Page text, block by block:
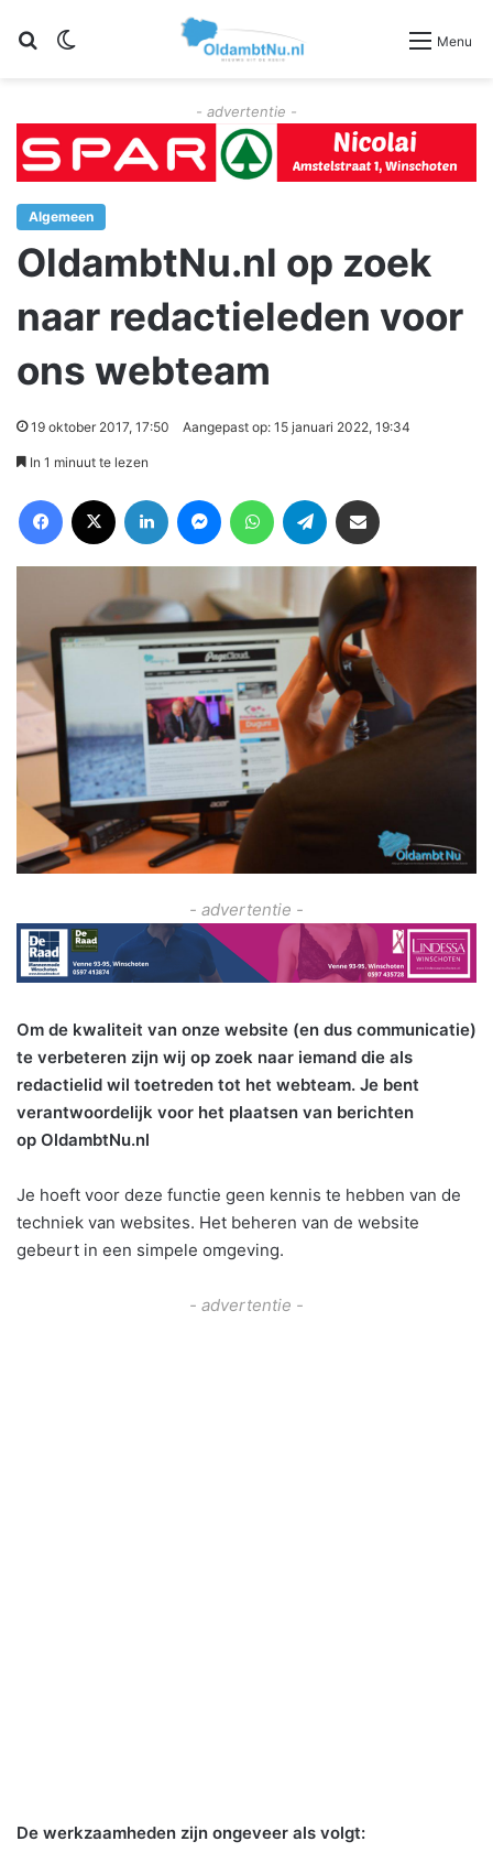
Zoeken Menu
- advertentie -
Algemeen
OldambtNu.nl op zoek
naar redactieleden voor
ons webteam
19 oktober 2017, 17:50 Aangepast op: 15 januari 2022, 19:34
In 1 minuut te lezen
- advertentie -
Om de kwaliteit van onze website (en dus communicatie)
te verbeteren zijn wij op zoek naar iemand die als
redactielid wil toetreden tot het webteam. Je bent
verantwoordelijk voor het plaatsen van berichten
op OldambtNu.nl
Je hoeft voor deze functie geen kennis te hebben van de
techniek van websites. Het beheren van de website
gebeurt in een simpele omgeving.
- advertentie -
De werkzaamheden zijn ongeveer als volgt: